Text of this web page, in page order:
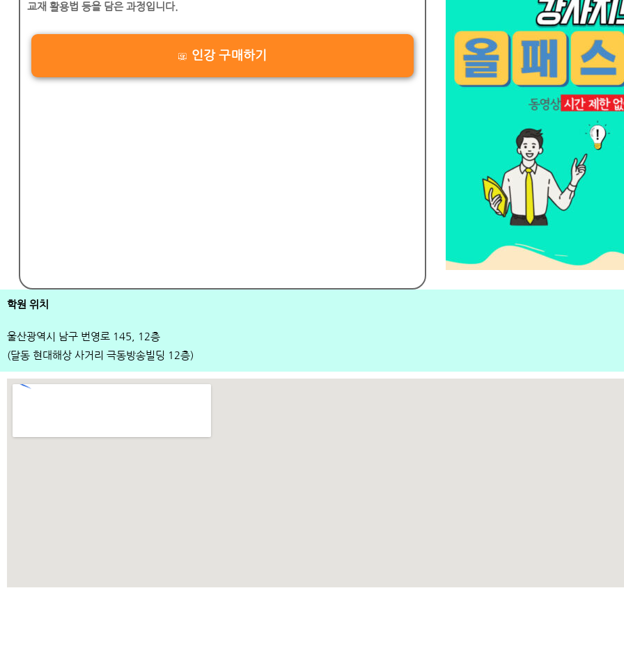
교재 활용법 등을 담은 과정입니다.
인강 구매하기
학원 위치
울산광역시 남구 번영로 145, 12층
(달동 현대해상 사거리 극동방송빌딩 12층)